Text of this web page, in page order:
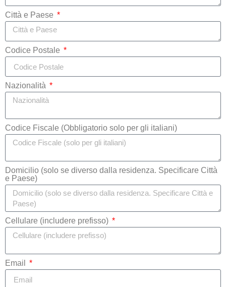
Città e Paese
Codice Postale
Nazionalità
Codice Fiscale (Obbligatorio solo per gli italiani)
Domicilio (solo se diverso dalla residenza. Specificare Città
e Paese)
Cellulare (includere prefisso)
Email